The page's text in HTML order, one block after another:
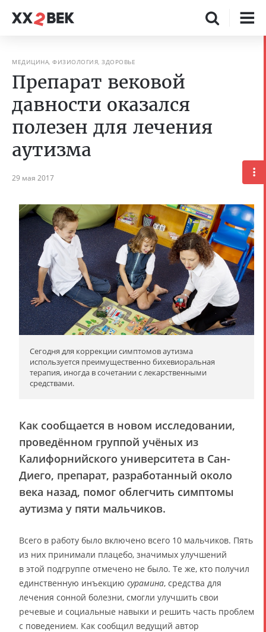
МЕДИЦИНА, ФИЗИОЛОГИЯ, ЗДОРОВЬЕ
Препарат вековой
давности оказался
полезен для лечения
аутизма
29 мая 2017
Сегодня для коррекции симптомов аутизма
используется преимущественно бихевиоральная
терапия, иногда в сочетании с лекарственными
средствами.
Как сообщается в новом исследовании,
проведённом группой учёных из
Калифорнийского университета в Сан-
Диего, препарат, разработанный около
века назад, помог облегчить симптомы
аутизма у пяти мальчиков.
Всего в работу было включено всего 10 мальчиков. Пять
из них принимали плацебо, значимых улучшений
в этой подгруппе отмечено не было. Те же, кто получил
единственную инъекцию сурамина, средства для
лечения сонной болезни, смогли улучшить свои
речевые и социальные навыки и решить часть проблем
с поведением. Как сообщил ведущий автор